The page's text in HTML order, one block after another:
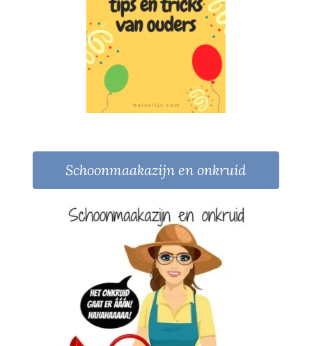
Schoonmaakazijn en onkruid